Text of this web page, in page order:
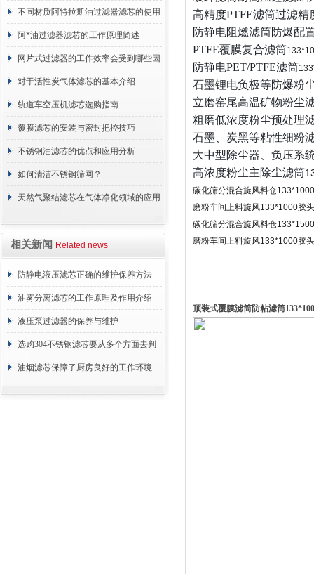
方法介绍
不同材质阿特拉斯油过滤器滤芯的使用
周期区别介绍
阿*油过滤器滤芯的工作原理简述
网片式过滤器的工作效率会受到哪些因
素的影响？
对于活性炭气体滤芯的基本介绍
轨道车空压机滤芯选购指南
覆膜滤芯的安装与密封把控技巧
不锈钢油滤芯的优点和应用分析
如何清洁不锈钢筛网？
天然气聚结滤芯在气体净化领域的应用
相关新闻 Related news
防静电液压滤芯正确的维护保养方法
油雾分离滤芯的工作原理及作用介绍
液压泵过滤器的保养与维护
选购304不锈钢滤芯要从多个方面去判
断
油烟滤芯保障了厨房良好的工作环境
高精度PTFE滤筒过滤精
防静电阻燃滤筒防爆配
PTFE覆膜复合滤筒
防静电PET/PTFE滤筒
石墨锂电负极等防爆粉
立磨窑尾高温矿物粉尘
粗磨低浓度粉尘预处理
石墨、炭黑等粘性细粉
大中型除尘器、负压系
高浓度粉尘主除尘滤筒
碳化筛分混合旋风料仓133*1000
磨粉车间上料旋风133*1000胶
碳化筛分混合旋风料仓133*1500
磨粉车间上料旋风133*1000胶
顶装式覆膜滤筒防粘滤筒